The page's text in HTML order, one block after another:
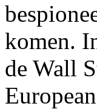
komen.
de Wall